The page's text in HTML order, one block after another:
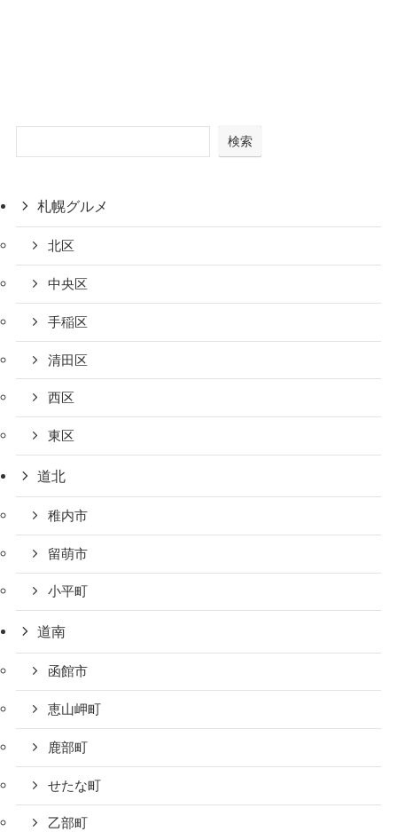
検索
札幌グルメ
北区
中央区
手稲区
清田区
西区
東区
道北
稚内市
留萌市
小平町
道南
函館市
恵山岬町
鹿部町
せたな町
乙部町